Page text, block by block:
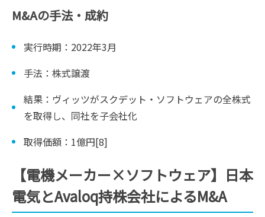
M&Aの手法・成約
実行時期：2022年3月
手法：株式譲渡
結果：ヴィッツがスクデット・ソフトウェアの全株式
を取得し、同社を子会社化
取得価額：1億円[8]
【電機メーカー×ソフトウェア】日本
電気とAvaloq持株会社によるM&A